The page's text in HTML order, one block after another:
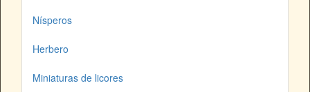
Nísperos
Herbero
Miniaturas de licores